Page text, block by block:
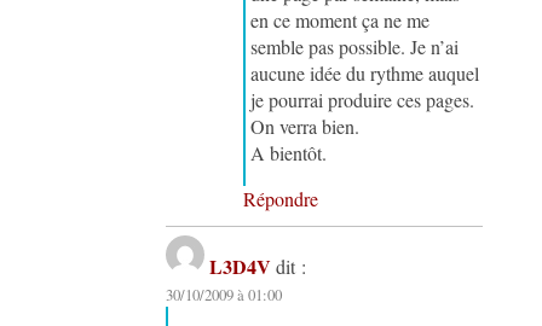
en ce moment ça ne me
semble pas possible. Je n’ai
aucune idée du rythme auquel
je pourrai produire ces pages.
On verra bien.
A bientôt.
Répondre
L3D4V dit :
30/10/2009 à 01:00